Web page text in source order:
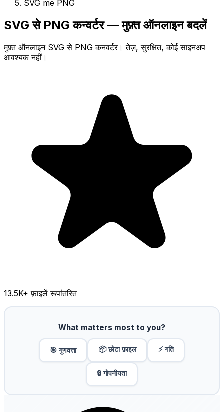
SVG me PNG
SVG से PNG कन्वर्टर — मुफ़्त ऑनलाइन बदलें
मुफ़्त ऑनलाइन SVG से PNG कनवर्टर। तेज़, सुरक्षित, कोई साइनअप
आवश्यक नहीं।
13.5K+ फ़ाइलें रूपांतरित
What matters most to you?
🎯 गुणवत्ता 📦 छोटा फ़ाइल ⚡ गति
🔒 गोपनीयता